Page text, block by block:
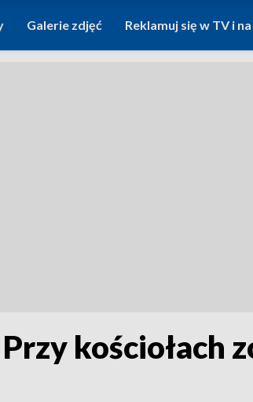
Galerie zdjęć Reklamuj się w TV i
kościołach